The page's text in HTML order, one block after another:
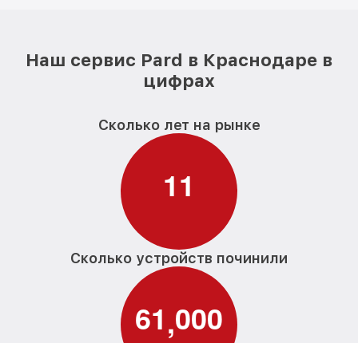
Наш сервис Pard в Краснодаре в
цифрах
Сколько лет на рынке
11
Сколько устройств починили
61,000